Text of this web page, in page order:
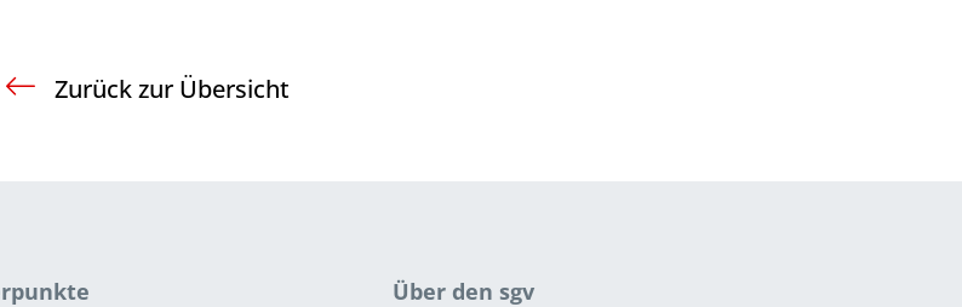
Zurück zur Übersicht
Über den sgv